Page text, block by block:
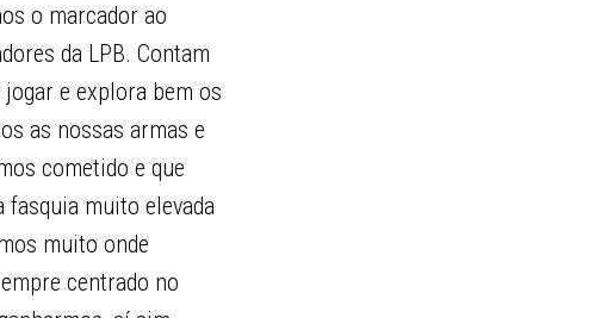
o marcador ao
da LPB. Contam
e explora bem os
as nossas armas e
cometido e que
fasquia muito elevada
muito onde
centrado no